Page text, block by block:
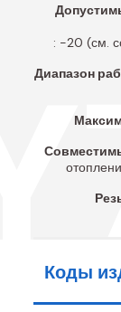
: -20 (см.
Диапазон
Коды